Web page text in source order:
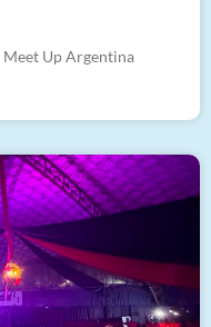
Up Argentina